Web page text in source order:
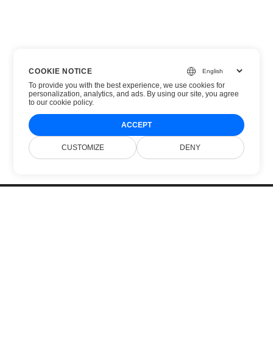
COOKIE NOTICE
To provide you with the best experience, we use cookies for
personalization, analytics, and ads. By using our site, you agree
toour cookie policy.
ACCEPT
CUSTOMIZE DENY